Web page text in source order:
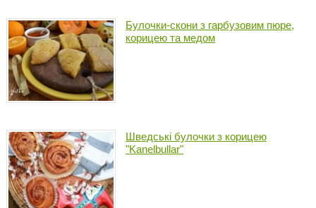
Булочки-скони з гарбузовим пюре,
корицею та медом
Шведські булочки з корицею
"Kanelbullar"